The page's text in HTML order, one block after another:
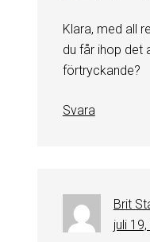
Klara, med all
du får ihop det
förtryckande?
Svara
Brit
juli